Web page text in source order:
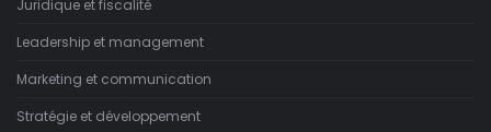
Juridique et fiscalité
Leadership et management
Marketing et communication
Stratégie et développement